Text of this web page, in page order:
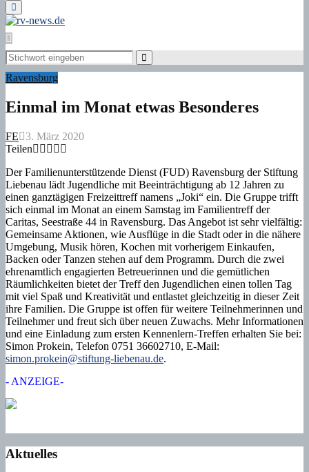
Primary
Menu
Search
for:
Search
Ravensburg
Einmal im Monat etwas Besonderes
FE
3. März 2020
Teilen
Der Familienunterstützende Dienst (FUD) Ravensburg der Stiftung
Liebenau lädt Jugendliche mit Beeinträchtigung ab 12 Jahren zu
einen ganztägigen Freizeittreff namens „Joki“ ein. Die Gruppe trifft
sich einmal im Monat an einem Samstag im Familientreff der
Caritas, Seestraße 44 in Ravensburg. Das Angebot ist sehr vielfältig:
Gemeinsame Aktionen, wie Ausflüge in die Stadt oder in die nähere
Umgebung, Musik hören, Kochen mit vorherigem Einkaufen,
Backen oder Tanzen stehen auf dem Programm. Durch die zwei
ehrenamtlich engagierten Betreuerinnen und die gemütlichen
Räumlichkeiten bietet der Treff den Jugendlichen einen tollen Tag
mit viel Spaß und Kreativität und entlastet gleichzeitig in dieser Zeit
ihre Familien. Die Gruppe ist offen für weitere Teilnehmerinnen und
Teilnehmer und freut sich über neuen Zuwachs. Mehr Informationen
und eine Einladung zum ersten Kennenlern-Treffen erhalten Sie bei:
Simon Prokein, Telefon 0751 36602710, E-Mail:
simon.prokein@stiftung-liebenau.de.
- ANZEIGE-
Aktuelles